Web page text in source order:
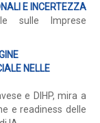
E INCERTEZZA
sulle Imprese
NELLE
e DIHP, mira a
e readiness delle